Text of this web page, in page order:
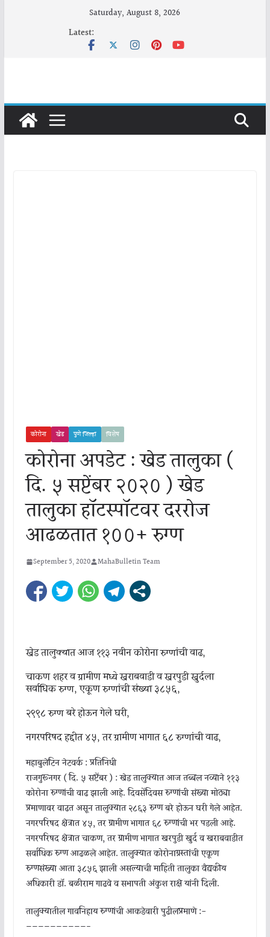
Saturday, August 8, 2026
Latest:
कोरोना खेड पुणे जिल्हा विशेष
कोरोना अपडेट : खेड तालुका (
दि. ५ सप्टेंबर २०२० ) खेड
तालुका हॉटस्पॉटवर दररोज
आढळतात १००+ रुग्ण
September 5, 2020 MahaBulletin Team
खेड तालुक्यात आज ११३ नवीन कोरोना रुग्णांची वाढ,
चाकण शहर व ग्रामीण मध्ये खराबवाडी व खरपुडी खुर्दला
सर्वाधिक रुग्ण, एकूण रुग्णांची संख्या ३८५६,
२९९८ रुग्ण बरे होऊन गेले घरी,
नगरपरिषद हद्दीत ४५, तर ग्रामीण भागात ६८ रुग्णांची वाढ,
महाबुलेटिन नेटवर्क : प्रतिनिधी
राजगुरूनगर ( दि. ५ सप्टेंबर ) : खेड तालुक्यात आज तब्बल नव्याने ११३
कोरोना रुग्णांची वाढ झाली आहे. दिवसेंदिवस रुग्णांची संख्या मोठ्या
प्रमाणावर वाढत असून तालुक्यात २८६३ रुग्ण बरे होऊन घरी गेले आहेत.
नगरपरिषद क्षेत्रात ४५, तर ग्रामीण भागात ६८ रुग्णांची भर पडली आहे.
नगरपरिषद क्षेत्रात चाकण, तर ग्रामीण भागात खरपुडी खुर्द व खराबवाडीत
सर्वाधिक रुग्ण आढळले आहेत. तालुक्यात कोरोनाग्रस्तांची एकूण
रुग्णसंख्या आता ३८५६ झाली असल्याची माहिती तालुका वैद्यकीय
अधिकारी डॉ. बळीराम गाढवे व सभापती अंकुश राक्षे यांनी दिली.
तालुक्यातील गावनिहाय रुग्णांची आकडेवारी पुढीलप्रमाणे :-
——————————-